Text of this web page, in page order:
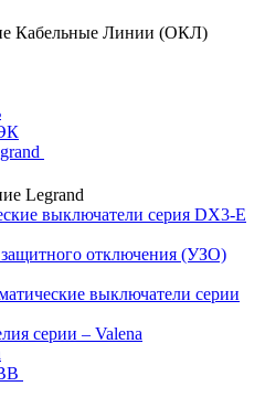
Кабельные Линии (ОКЛ)
Legrand
выключатели серия DX3-E
защитного отключения (УЗО)
выключатели серии
серии – Valena